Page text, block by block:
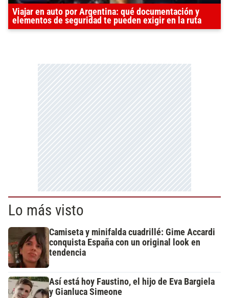
Viajar en auto por Argentina: qué documentación y
elementos de seguridad te pueden exigir en la ruta
Lo más visto
Camiseta y minifalda cuadrillé: Gime Accardi
conquista España con un original look en
tendencia
Así está hoy Faustino, el hijo de Eva Bargiela
y Gianluca Simeone